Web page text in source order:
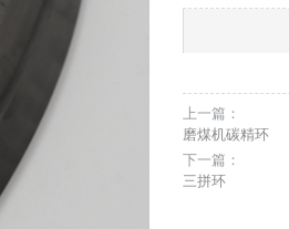
上一篇：
磨煤机碳精环
下一篇：
三拼环